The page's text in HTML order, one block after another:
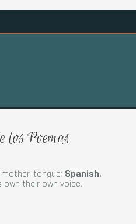
los Poemas
tongue: Spanish.
their own voice.